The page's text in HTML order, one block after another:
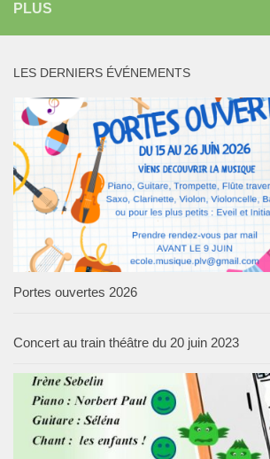
PLUS
LES DERNIERS ÉVÉNEMENTS
Portes ouvertes 2026
Concert au train théâtre du 20 juin 2023